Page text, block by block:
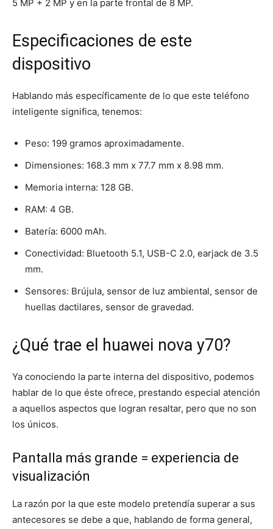
5 MP + 2 MP y en la parte frontal de 8 MP.
Especificaciones de este
dispositivo
Hablando más específicamente de lo que este teléfono
inteligente significa, tenemos:
Peso: 199 gramos aproximadamente.
Dimensiones: 168.3 mm x 77.7 mm x 8.98 mm.
Memoria interna: 128 GB.
RAM: 4 GB.
Batería: 6000 mAh.
Conectividad: Bluetooth 5.1, USB-C 2.0, earjack de 3.5
mm.
Sensores: Brújula, sensor de luz ambiental, sensor de
huellas dactilares, sensor de gravedad.
¿Qué trae el huawei nova y70?
Ya conociendo la parte interna del dispositivo, podemos
hablar de lo que éste ofrece, prestando especial atención
a aquellos aspectos que logran resaltar, pero que no son
los únicos.
Pantalla más grande = experiencia de
visualización
La razón por la que este modelo pretendía superar a sus
antecesores se debe a que, hablando de forma general,